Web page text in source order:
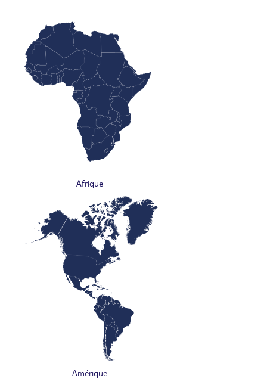
Afrique
Amérique